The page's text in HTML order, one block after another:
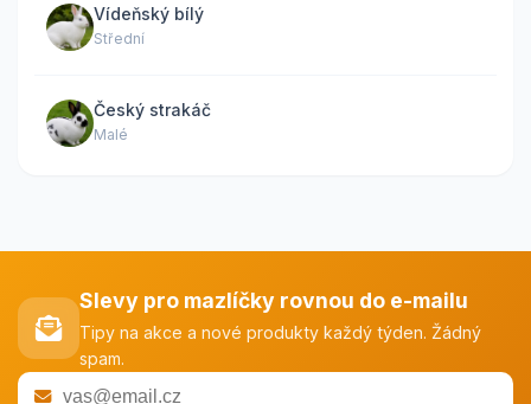
Vídeňský bílý
Střední
Český strakáč
Malé
Slevy pro mazlíčky rovnou do e-mailu
Tipy na akce a nové produkty každý týden. Žádný
spam.